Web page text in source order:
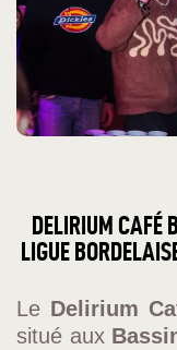
DELIRIUM CAFÉ
LIGUE
Le Delirium
situé aux